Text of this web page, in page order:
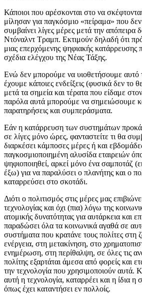
Κάποιοι που αρέσκονται στο να
μίλησαν για παγκόσμιο «πείραμα» που δεν
συμβαίνει λίγες μέρες μετά την απόπειρα
Ντόναλντ Τραμπ. Εκτιμούν δηλαδή ότι
μιας επερχόμενης ψηφιακής κατάρρευσης
σχέδια ελέγχου της Νέας Τάξης.
Ενώ δεν μπορούμε να υιοθετήσουμε αυτό
έχουμε κάποιες ενδείξεις (φυσικά δεν το
μετά τα σημεία και τέρατα που είδαμε
παρόλα αυτά μπορούμε να σημειώσουμε
παρατηρήσεις και συμπεράσματα.
Εάν η κατάρρευση των συστημάτων
σε λίγες μόνο ώρες, φανταστείτε τι θα
διαρκέσει κάμποσες μέρες ή και
παγκοσμιοποιημένη αλυσίδα εταιρειών
ψηφιοποιηθεί, αρκεί μόνο ένα σαμποτάζ
έξω) για να παραλύσει ο πλανήτης και ο
καταρρεύσει στο σκοτάδι.
Διότι ο πολιτισμός στις μέρες μας
τεχνολογίας και όχι (πια) λόγω της
ατομικής δυνατότητας για αυτάρκεια και
παραδώσει όλα τα κοινωνικά αγαθά σε
συστήματα που κρατάνε τους πολίτες στη
ενέργεια, στη μετακίνηση, στο
ενημέρωση, στη περίθαλψη, σε όλες τις
πολίτης εξαρτάται άμεσα από φορείς και
την τεχνολογία που χρησιμοποιούν αυτά.
αυτή η τεχνολογία, καταρρέει και η ίδια η
όπως έχει καταντήσει εν πολλοίς.